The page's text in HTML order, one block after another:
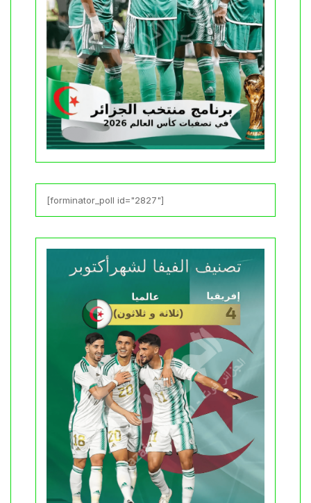
[forminator_poll id="2827"]